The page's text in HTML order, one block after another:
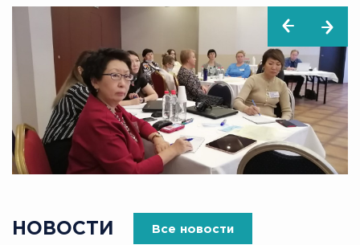
НОВОСТИ Все новости